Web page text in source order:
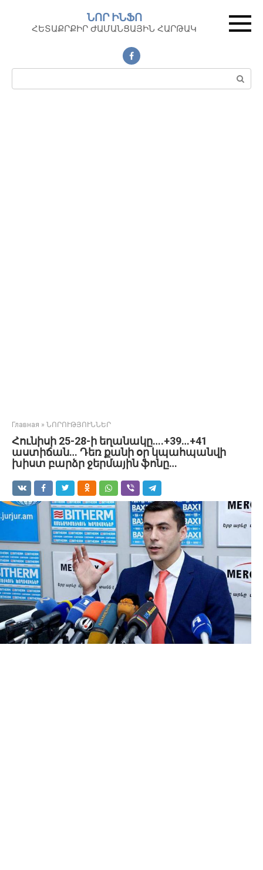
контенту
ՆՈՐ ԻՆՖՈ
ՀԵՏԱՔՐՔԻՐ ԺԱՄԱՆՑԱՅԻՆ ՀԱՐԹԱԿ
Поиск:
Главная » ՆՈՐՈՒԹՅՈՒՆՆԵՐ
Հունիսի 25-28-ի եղանակը….+39…+41
աստիճան… Դեռ քանի օր կպահպանվի
խիստ բարձր ջերմային ֆոնը…